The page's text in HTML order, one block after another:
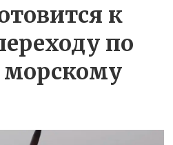
к
по
морскому